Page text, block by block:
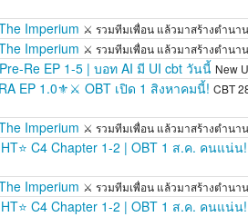
Imperium ⚔️ รวมทีมเพื่อน แล้วมาสร้างตำนา
Imperium ⚔️ รวมทีมเพื่อน แล้วมาสร้างตำนา
Re EP 1-5 | บอท AI มี UI cbt วันนี้ New
EP 1.0⚜️⚔️ OBT เปิด 1 สิงหาคมนี้! CBT
Imperium ⚔️ รวมทีมเพื่อน แล้วมาสร้างตำนา
C4 Chapter 1-2 | OBT 1 ส.ค. คนแน่น!
Imperium ⚔️ รวมทีมเพื่อน แล้วมาสร้างตำนา
C4 Chapter 1-2 | OBT 1 ส.ค. คนแน่น!